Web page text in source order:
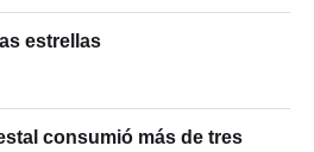
estrellas
consumió más de tres